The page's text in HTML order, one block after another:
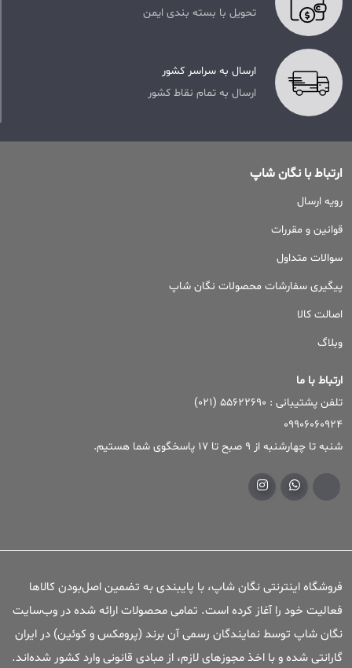
تحویل با بسته بندی ایمن
ارسال به سراسر کشور
ارسال به تمام نقاط کشور
ارتباط با نگان شاپ
رویه ارسال
قوانین و مقررات
سوالات متداول
پیگیری سفارشات محصولات نگان شاپ
اصالت کالا
وبلاگ
ارتباط با ما
تلفن پشتیبانی : ۵۵۶۲۲۶۹۰ (۰۲۱)
09906060924
شنبه تا چهارشنبه از 9 صبح تا 17 پاسخگوی شما هستیم.
فروشگاه اینترنتی نگان شاپ، با پایبندی به تضمین اصل‌بودن کالاها
فعالیت خود را آغاز کرده است. تمامی محصولات ارائه شده در وب‌سایت
نگان شاپ توسط نمایندگان رسمی آن برند (پرومکس و کوئین) در ایران
گارانتی شده و با اخذ مجوزهای لازم، از مبادی قانونی وارد کشور شده‌اند.